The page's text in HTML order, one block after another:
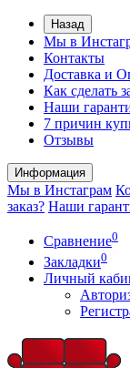
Назад
Мы в
Контакты
Доставка и
Как сделать
Наши
7 причин
Отзывы
Информация
Мы в Инстаграм
заказ? Наши
Сравнение0
Закладки0
Личный